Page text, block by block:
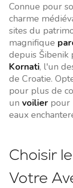
Connue pour
charme
sites du
magnifique
depuis Šibenik
Kornati, l'un
de Croatie.
pour plus de
un voilierpour
eaux
Choisir
Votre